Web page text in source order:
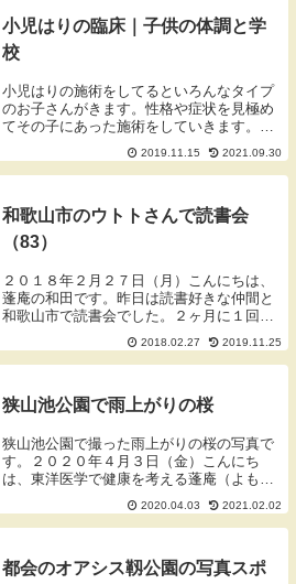
小児はりの臨床｜子供の体調と学
校
小児はりの施術をしてるといろんなタイプ
のお子さんがきます。性格や症状を見極め
てその子にあった施術をしていきます。臨
床での出来事を少し紹介しました。
2019.11.15 2021.09.30
和歌山市のウトトさんで読書会
（83）
２０１８年２月２７日（月）こんにちは、
蓬庵の和田です。昨日は読書好きな仲間と
和歌山市で読書会でした。２ヶ月に１回の
ペースで開催しており、もう３年目に入っ
ています。それぞれが読んだ本を紹介した
り、その内容について議論したりします。
2018.02.27 2019.11.25
狭山池公園で雨上がりの桜
狭山池公園で撮った雨上がりの桜の写真で
す。２０２０年４月３日（金）こんにち
は、東洋医学で健康を考える蓬庵（よもぎ
あん）のワダです。ブログをご覧いただき
ありがとうございます。※一部の写真はク
リックで大きくなります。無断使用・転載
2020.04.03 2021.02.02
都会のオアシス靱公園の写真スポ